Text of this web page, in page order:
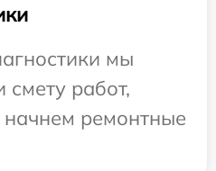
мы
смету работ,
ремонтные